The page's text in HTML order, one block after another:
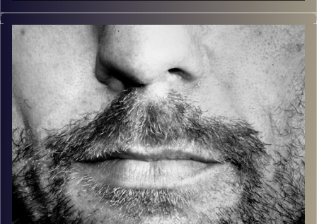
זיפים, מוזיקה מחוספסת של הופעות חיות. הרבה ג'אם, רוק,
בלוז, bluegrass, ג'אז, Fאנק, פרוגרסיב ואפילו אלקטרוניקה.
כל מה שחי, אמיתי ונושם.
עם שמוליק רגב.
קרדיט תמונות: David Goehring